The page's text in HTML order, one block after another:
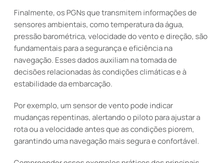
Finalmente, os PGNs que transmitem informações de
sensores ambientais, como temperatura da água,
pressão barométrica, velocidade do vento e direção, são
fundamentais para a segurança e eficiência na
navegação. Esses dados auxiliam na tomada de
decisões relacionadas às condições climáticas e à
estabilidade da embarcação.
Por exemplo, um sensor de vento pode indicar
mudanças repentinas, alertando o piloto para ajustar a
rota ou a velocidade antes que as condições piorem,
garantindo uma navegação mais segura e confortável.